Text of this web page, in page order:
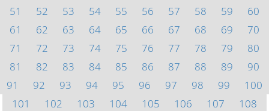
51
52 53 54 55 56 57 58 59
60
61
62 63 64 65 66 67 68 69
70
71
72 73 74 75 76 77 78 79
80
81
82 83 84 85 86 87 88 89
90
91
92 93 94 95 96 97 98 99
100
101
102 103 104 105 106 107
108